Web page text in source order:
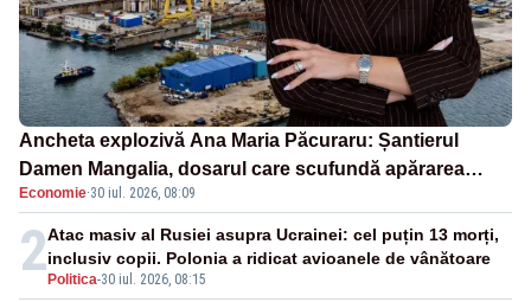
Ancheta explozivă Ana Maria Păcuraru: Șantierul
Damen Mangalia, dosarul care scufundă apărarea
României
Economie·30 iul. 2026, 08:09
2 Politica-30 iul. 2026, 08:15
Atac masiv al Rusiei asupra Ucrainei: cel puțin 13 morți,
inclusiv copii. Polonia a ridicat avioanele de vânătoare